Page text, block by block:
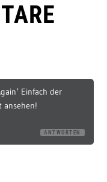
Einfach der
ansehen!
ANTWORTEN